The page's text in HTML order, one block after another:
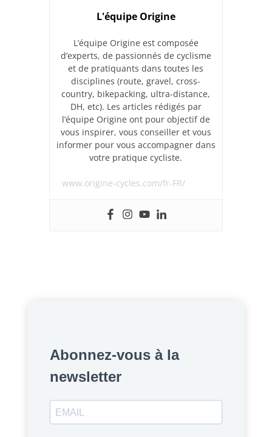
L'équipe Origine
L’équipe Origine est composée
d’experts, de passionnés de cyclisme
et de pratiquants dans toutes les
disciplines (route, gravel, cross-
country, bikepacking, ultra-distance,
DH, etc). Les articles rédigés par
l’équipe Origine ont pour objectif de
vous inspirer, vous conseiller et vous
informer pour vous accompagner dans
votre pratique cycliste.
www.origine-cycles.com/fr-FR/
Abonnez-vous à la
newsletter